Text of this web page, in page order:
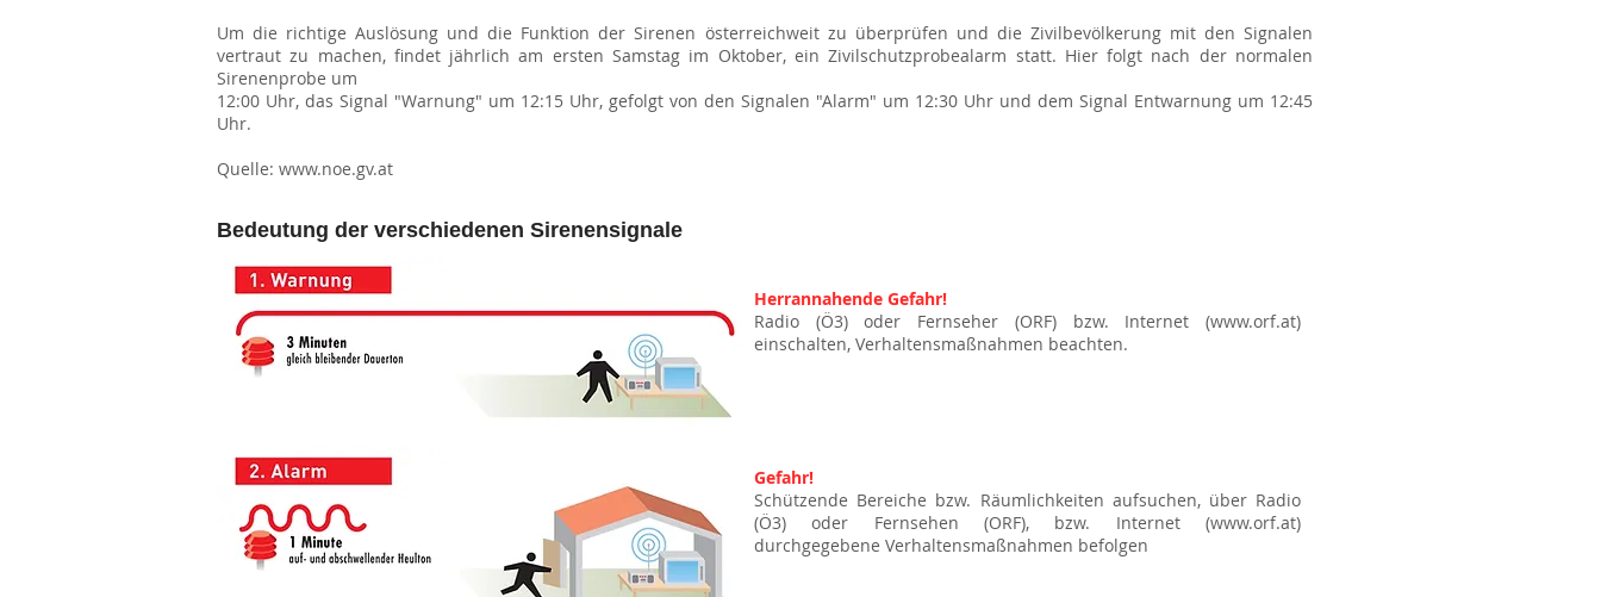
Um die richtige Auslösung und die Funktion der Sirenen österreichweit zu überprüfen und die Zivilbevölkerung mit den Signalen
vertraut zu machen, findet jährlich am ersten Samstag im Oktober, ein Zivilschutzprobealarm statt. Hier folgt nach der normalen
Sirenenprobe um
12:00 Uhr, das Signal "Warnung" um 12:15 Uhr, gefolgt von den Signalen "Alarm" um 12:30 Uhr und dem Signal Entwarnung um 12:45
Uhr.
Quelle: www.noe.gv.at
Bedeutung der verschiedenen Sirenensignale
Herrannahende Gefahr!
Radio (Ö3) oder Fernseher (ORF) bzw. Internet (www.orf.at)
einschalten, Verhaltensmaßnahmen beachten.
Gefahr!
Schützende Bereiche bzw. Räumlichkeiten aufsuchen, über Radio
(Ö3) oder Fernsehen (ORF), bzw. Internet (www.orf.at)
durchgegebene Verhaltensmaßnahmen befolgen